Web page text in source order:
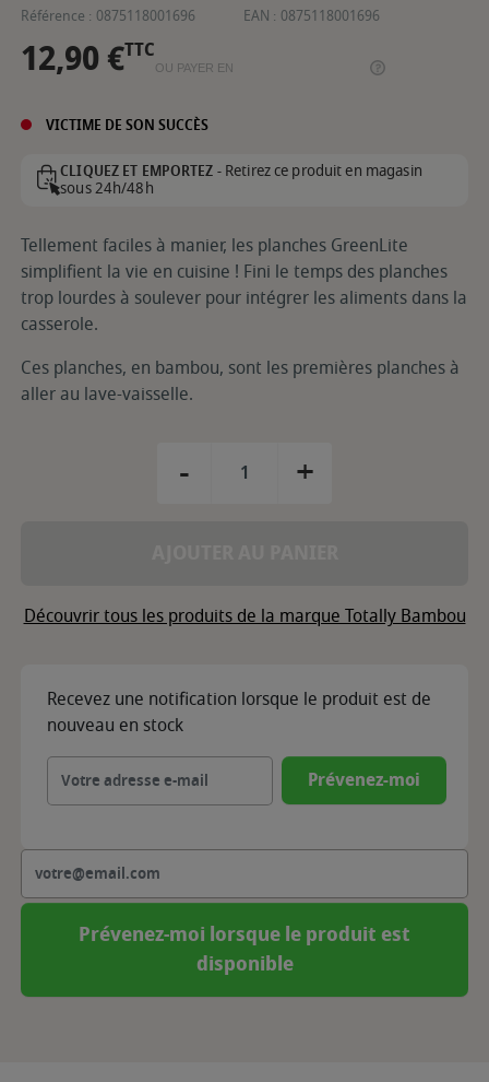
Référence : 0875118001696 EAN : 0875118001696
12,90 €TTC
OU PAYER EN
VICTIME DE SON SUCCÈS
CLIQUEZ ET EMPORTEZ -Retirez ce produit en magasin
sous 24h/48h
Tellement faciles à manier, les planches GreenLite
simplifient la vie en cuisine ! Fini le temps des planches
trop lourdes à soulever pour intégrer les aliments dans la
casserole.
Ces planches, en bambou, sont les premières planches à
aller au lave-vaisselle.
- +
Découvrir tous les produits de la marque Totally Bambou
Recevez une notification lorsque le produit est de
nouveau en stock
Prévenez-moi
Prévenez-moi lorsque le produit est
disponible